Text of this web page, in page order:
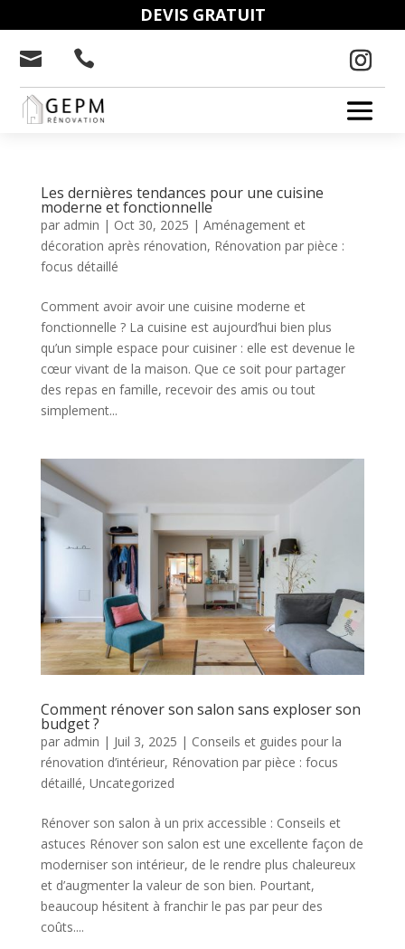
DEVIS GRATUIT
 
Les dernières tendances pour une cuisine
moderne et fonctionnelle
par admin | Oct 30, 2025 | Aménagement et
décoration après rénovation, Rénovation par pièce :
focus détaillé
Comment avoir avoir une cuisine moderne et
fonctionnelle ? La cuisine est aujourd’hui bien plus
qu’un simple espace pour cuisiner : elle est devenue le
cœur vivant de la maison. Que ce soit pour partager
des repas en famille, recevoir des amis ou tout
simplement...
Comment rénover son salon sans exploser son
budget ?
par admin | Juil 3, 2025 | Conseils et guides pour la
rénovation d’intérieur, Rénovation par pièce : focus
détaillé, Uncategorized
Rénover son salon à un prix accessible : Conseils et
astuces Rénover son salon est une excellente façon de
moderniser son intérieur, de le rendre plus chaleureux
et d’augmenter la valeur de son bien. Pourtant,
beaucoup hésitent à franchir le pas par peur des
coûts....